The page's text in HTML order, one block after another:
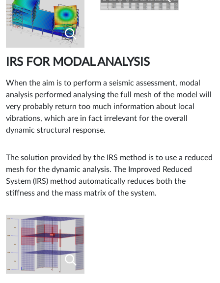
IRS FOR MODAL ANALYSIS
When the aim is to perform a seismic assessment, modal
analysis performed analysing the full mesh of the model will
very probably return too much information about local
vibrations, which are in fact irrelevant for the overall
dynamic structural response.
The solution provided by the IRS method is to use a reduced
mesh for the dynamic analysis. The Improved Reduced
System (IRS) method automatically reduces both the
stiffness and the mass matrix of the system.